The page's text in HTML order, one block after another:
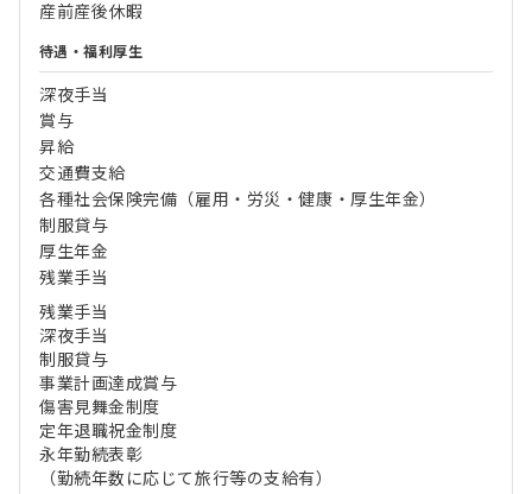
産前産後休暇
待遇・福利厚生
深夜手当
賞与
昇給
交通費支給
各種社会保険完備（雇用・労災・健康・厚生年金）
制服貸与
厚生年金
残業手当
残業手当
深夜手当
制服貸与
事業計画達成賞与
傷害見舞金制度
定年退職祝金制度
永年勤続表彰
（勤続年数に応じて旅行等の支給有）